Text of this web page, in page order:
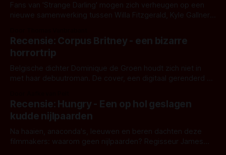
Fans van 'Strange Darling' mogen zich verheugen op een
nieuwe samenwerking tussen Willa Fitzgerald, Kyle Gallner
'Skeletons', een nieuwe creature feature waarvoor de
opnames zijn gestart in Australië.
Recensie: Corpus Britney - een bizarre
horrortrip
Belgische dichter Dominique de Groen houdt zich niet in
met haar debuutroman. De cover, een digitaal gerenderd en
achtergrond, belooft iets kleurrijks maar onheilspellends,
iets ongrijpbaars. En dat maakt De Groen met ieder woord
waar.
Recensie: Hungry - Een op hol geslagen
kudde nijlpaarden
Na haaien, anaconda's, leeuwen en beren dachten deze
filmmakers: waarom geen nijlpaarden? Regisseur James